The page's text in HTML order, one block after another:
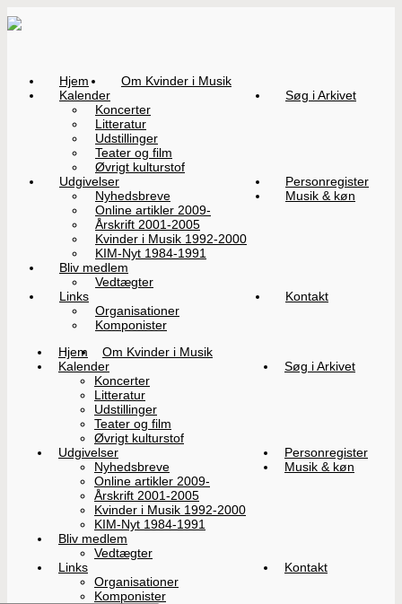
Hjem
Om Kvinder i Musik
Kalender
Koncerter
Litteratur
Udstillinger
Teater og film
Øvrigt kulturstof
Søg i Arkivet
Udgivelser
Nyhedsbreve
Online artikler 2009-
Årskrift 2001-2005
Kvinder i Musik 1992-2000
KIM-Nyt 1984-1991
Personregister
Musik & køn
Bliv medlem
Vedtægter
Links
Organisationer
Komponister
Kontakt
Hjem
Om Kvinder i Musik
Kalender
Koncerter
Litteratur
Udstillinger
Teater og film
Øvrigt kulturstof
Søg i Arkivet
Udgivelser
Nyhedsbreve
Online artikler 2009-
Årskrift 2001-2005
Kvinder i Musik 1992-2000
KIM-Nyt 1984-1991
Personregister
Musik & køn
Bliv medlem
Vedtægter
Links
Organisationer
Komponister
Kontakt